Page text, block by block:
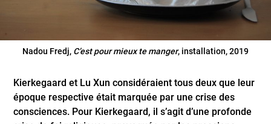
Nadou Fredj, C’est pour mieux te manger, installation, 2019
Kierkegaard et Lu Xun considéraient tous deux que leur
époque respective était marquée par une crise des
consciences. Pour Kierkegaard, il s’agit d’une profonde